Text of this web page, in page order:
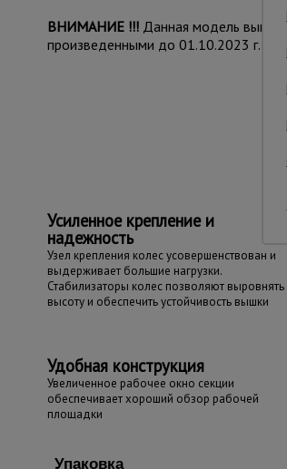
ВНИМАНИЕ !!! Данная модель вышки
произведенными до 01.10.2023 г.
Усиленное крепление и
надежность
Узел крепления колес усовершенствован и
выдерживает большие нагрузки.
Стабилизаторы колес позволяют выровнять
высоту и обеспечить устойчивость вышки
Удобная конструкция
Увеличенное рабочее окно секции
обеспечивает хороший обзор рабочей
площадки
Упаковка